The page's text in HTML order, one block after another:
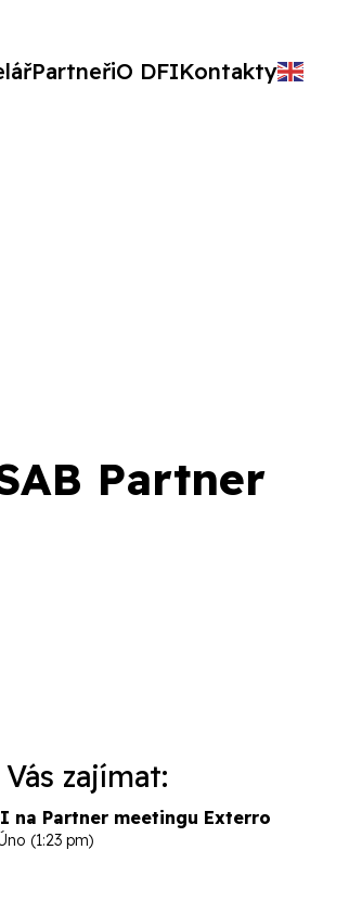
PartneřiO DFIKontakty
Partner
zajímat:
na Partner meetingu Exterro
(1:23 pm)